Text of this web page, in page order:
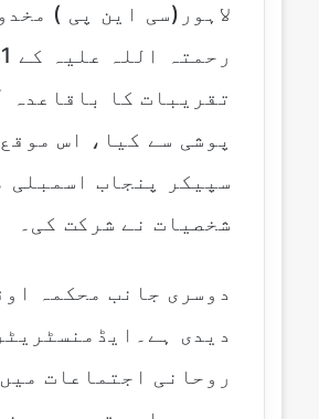
a
a
l
لاہور(سی این پی )
تقریبات کا باقاعدہ
پوشی سے کیا، اس
سپیکر پنجاب اسمبلی
شخصیات نے شرکت کی۔
دوسری جانب محکمہ
دیدی
روحانی اجتماعات